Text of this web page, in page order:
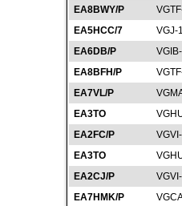
EA8BWY/P
EA5HCC/7
VGJ-
EA6DB/P
EA8BFH/P
EA7VL/P
EA3TO
EA2FC/P
EA3TO
EA2CJ/P
EA7HMK/P